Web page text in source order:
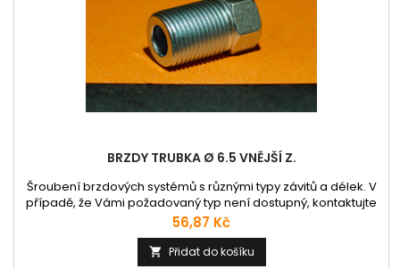
BRZDY TRUBKA Ø 6.5 VNĚJŠÍ Z.
Šroubení brzdových systémů s různými typy závitů a délek. V
případě, že Vámi požadovaný typ není dostupný, kontaktujte
nás prosím emailem nebo telefonicky.
Cena
56,87 Kč
 Přidat do košíku